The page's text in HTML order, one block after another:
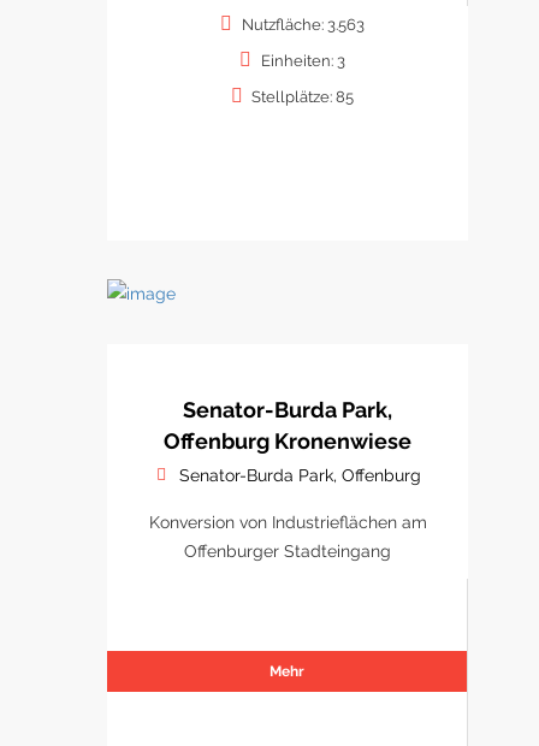
Nutzfläche: 3.563
Einheiten: 3
Stellplätze: 85
Senator-Burda Park,
Offenburg Kronenwiese
Senator-Burda Park, Offenburg
Konversion von Industrieflächen am
Offenburger Stadteingang
Mehr